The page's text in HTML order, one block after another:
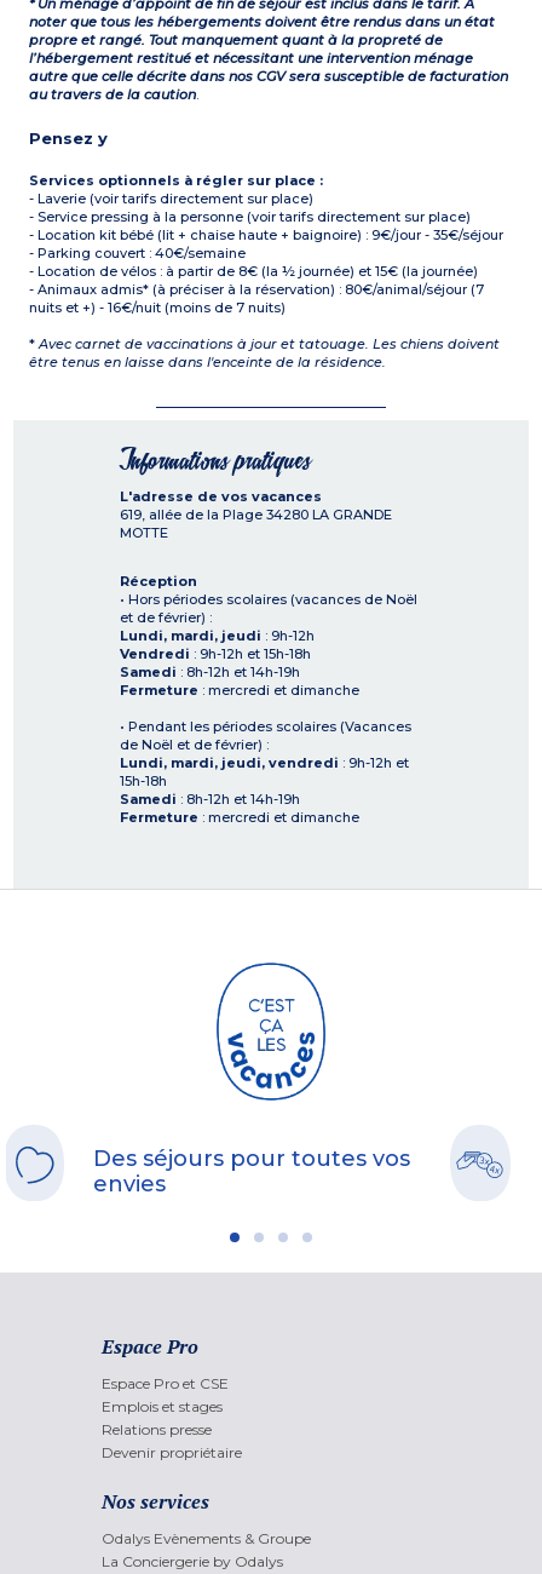
* Un ménage d’appoint de fin de séjour est inclus dans le tarif. À
noter que tous les hébergements doivent être rendus dans un état
propre et rangé. Tout manquement quant à la propreté de
l’hébergement restitué et nécessitant une intervention ménage
autre que celle décrite dans nos CGV sera susceptible de facturation
au travers de la caution.
Pensez y
Services optionnels à régler sur place :
- Laverie (voir tarifs directement sur place)
- Service pressing à la personne (voir tarifs directement sur place)
- Location kit bébé (lit + chaise haute + baignoire) : 9€/jour - 35€/séjour
- Parking couvert : 40€/semaine
- Location de vélos : à partir de 8€ (la ½ journée) et 15€ (la journée)
- Animaux admis* (à préciser à la réservation) : 80€/animal/séjour (7
nuits et +) - 16€/nuit (moins de 7 nuits)
*Avec carnet de vaccinations à jour et tatouage. Les chiens doivent
être tenus en laisse dans l'enceinte de la résidence.
Informations pratiques
L'adresse de vos vacances
619, allée de la Plage 34280 LA GRANDE
MOTTE
Réception
• Hors périodes scolaires (vacances de Noël
et de février) :
Lundi, mardi, jeudi : 9h-12h
Vendredi : 9h-12h et 15h-18h
Samedi : 8h-12h et 14h-19h
Fermeture : mercredi et dimanche
• Pendant les périodes scolaires (Vacances
de Noël et de février) :
Lundi, mardi, jeudi, vendredi : 9h-12h et
15h-18h
Samedi : 8h-12h et 14h-19h
Fermeture : mercredi et dimanche
Des séjours pour toutes vos
envies
Espace Pro
Espace Pro et CSE
Emplois et stages
Relations presse
Devenir propriétaire
Nos services
Odalys Evènements & Groupe
La Conciergerie by Odalys